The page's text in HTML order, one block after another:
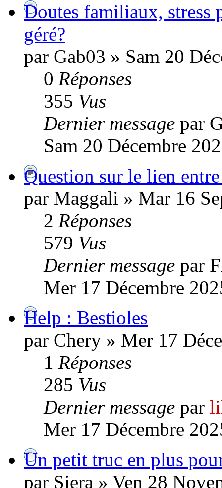
Doutes familiaux, stress
géré?
par Gab03 » Sam 20
0 Réponses
355 Vus
Dernier message par
Sam 20 Décembre
Question sur le lien
par Maggali » Mar 16
2 Réponses
579 Vus
Dernier message par
Mer 17 Décembre
Help : Bestioles
par Chery » Mer 17
1 Réponses
285 Vus
Dernier message par
Mer 17 Décembre
Un petit truc en plus
par Siera » Ven 28